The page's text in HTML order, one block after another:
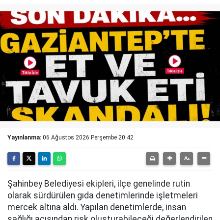
Yayınlanma: 06 Ağustos 2026 Perşembe 20:42
Şahinbey Belediyesi ekipleri, ilçe genelinde rutin
olarak sürdürülen gıda denetimlerinde işletmeleri
mercek altına aldı. Yapılan denetimlerde, insan